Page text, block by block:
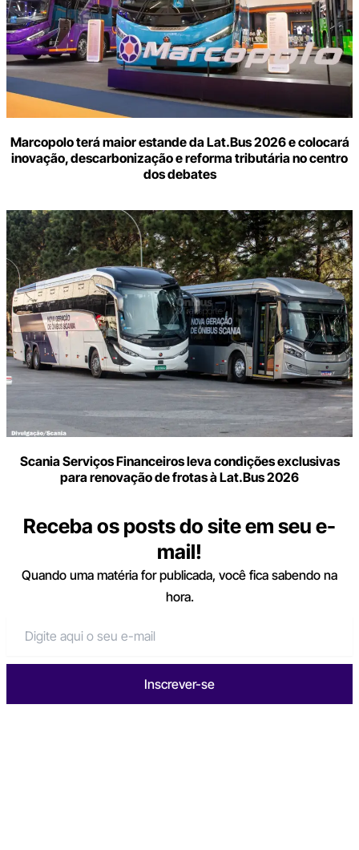
Marcopolo terá maior estande da Lat.Bus 2026 e colocará
inovação, descarbonização e reforma tributária no centro
dos debates
Scania Serviços Financeiros leva condições exclusivas
para renovação de frotas à Lat.Bus 2026
Receba os posts do site em seu e-
mail!
Quando uma matéria for publicada, você fica sabendo na
hora.
Inscrever-se